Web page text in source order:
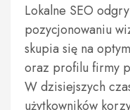
Lokalne SEO
pozycjonowaniu
skupia się na
oraz profilu firmy
W dzisiejszych
użytkowników